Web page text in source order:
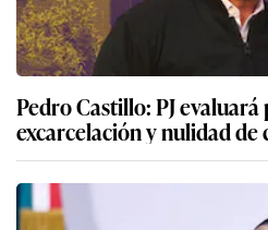
Pedro Castillo: PJ
excarcelación y